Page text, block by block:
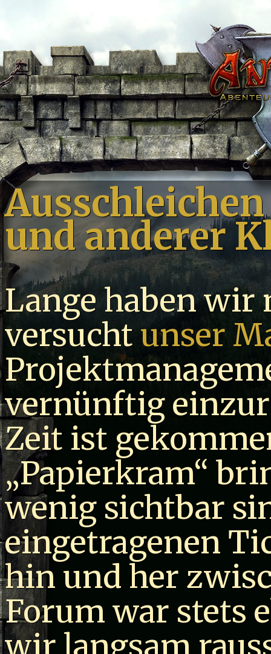
und anderer
Lange haben wir
versucht unser
vernünftig
Zeit ist
„Papierkram“
wenig sichtbar
eingetragenen
hin und her
Forum war stets
wir langsam